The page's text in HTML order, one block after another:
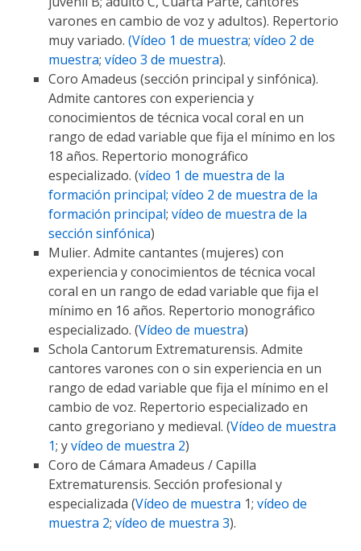
varones en cambio de voz y adultos). Repertorio
muy variado. (Vídeo 1 de muestra; vídeo 2 de
muestra; vídeo 3 de muestra).
Coro Amadeus (sección principal y sinfónica).
Admite cantores con experiencia y
conocimientos de técnica vocal coral en un
rango de edad variable que fija el mínimo en los
18 años. Repertorio monográfico
especializado. (vídeo 1 de muestra de la
formación principal; vídeo 2 de muestra de la
formación principal; vídeo de muestra de la
sección sinfónica)
Mulier. Admite cantantes (mujeres) con
experiencia y conocimientos de técnica vocal
coral en un rango de edad variable que fija el
mínimo en 16 años. Repertorio monográfico
especializado. (Vídeo de muestra)
Schola Cantorum Extrematurensis. Admite
cantores varones con o sin experiencia en un
rango de edad variable que fija el mínimo en el
cambio de voz. Repertorio especializado en
canto gregoriano y medieval. (Vídeo de muestra
1; yvídeo de muestra 2)
Coro de Cámara Amadeus / Capilla
Extrematurensis. Sección profesional y
especializada (Vídeo de muestra 1; vídeo de
muestra 2; vídeo de muestra 3).